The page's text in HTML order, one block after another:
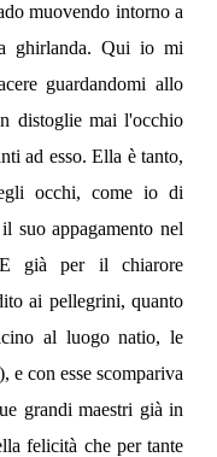
muovendo intorno a
ghirlanda. Qui io mi
guardandomi allo
distoglie mai l'occhio
ad esso. Ella è tanto,
occhi, come io di
suo appagamento nel
E già per il chiarore
ai pellegrini, quanto
al luogo natio, le
e con esse scompariva
grandi maestri già in
felicità che per tante